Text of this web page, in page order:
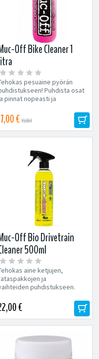
Off Bike Cleaner 1
pesuaine pyörän
Puhdista osat
pinnat nopeasti ja
€ 19,00 €
Off Bio Drivetrain
500ml
aine ketjujen,
ja
puhdistukseen.
sekä...
€